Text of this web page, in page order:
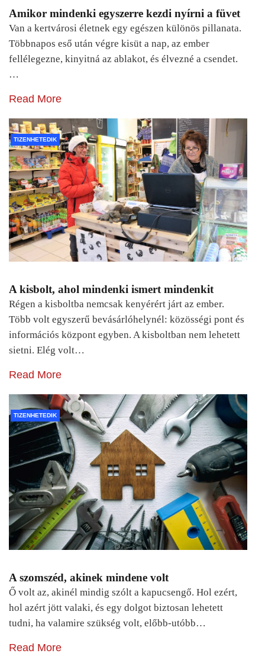
Amikor mindenki egyszerre kezdi nyírni a füvet
Van a kertvárosi életnek egy egészen különös pillanata.
Többnapos eső után végre kisüt a nap, az ember
fellélegezne, kinyitná az ablakot, és élvezné a csendet.
…
Read More
TIZENHETEDIK
A kisbolt, ahol mindenki ismert mindenkit
Régen a kisboltba nemcsak kenyérért járt az ember.
Több volt egyszerű bevásárlóhelynél: közösségi pont és
információs központ egyben. A kisboltban nem lehetett
sietni. Elég volt…
Read More
TIZENHETEDIK
A szomszéd, akinek mindene volt
Ő volt az, akinél mindig szólt a kapucsengő. Hol ezért,
hol azért jött valaki, és egy dolgot biztosan lehetett
tudni, ha valamire szükség volt, előbb-utóbb…
Read More